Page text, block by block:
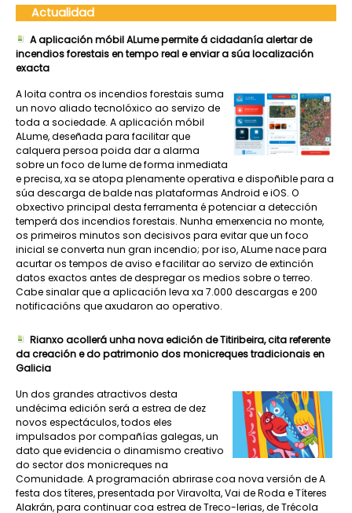
Actualidad
A aplicación móbil ALume permite á cidadanía alertar de
incendios forestais en tempo real e enviar a súa localización
exacta
A loita contra os incendios forestais suma
un novo aliado tecnolóxico ao servizo de
toda a sociedade. A aplicación móbil
ALume, deseñada para facilitar que
calquera persoa poida dar a alarma
sobre un foco de lume de forma inmediata
e precisa, xa se atopa plenamente operativa e dispoñible para a
súa descarga de balde nas plataformas Android e iOS. O
obxectivo principal desta ferramenta é potenciar a detección
temperá dos incendios forestais. Nunha emerxencia no monte,
os primeiros minutos son decisivos para evitar que un foco
inicial se converta nun gran incendio; por iso, ALume nace para
acurtar os tempos de aviso e facilitar ao servizo de extinción
datos exactos antes de despregar os medios sobre o terreo.
Cabe sinalar que a aplicación leva xa 7.000 descargas e 200
notificacións que axudaron ao operativo.
Rianxo acollerá unha nova edición de Titiribeira, cita referente
da creación e do patrimonio dos monicreques tradicionais en
Galicia
Un dos grandes atractivos desta
undécima edición será a estrea de dez
novos espectáculos, todos eles
impulsados por compañías galegas, un
dato que evidencia o dinamismo creativo
do sector dos monicreques na
Comunidade. A programación abrirase coa nova versión de A
festa dos títeres, presentada por Viravolta, Vai de Roda e Títeres
Alakrán, para continuar coa estrea de Treco-lerias, de Trécola